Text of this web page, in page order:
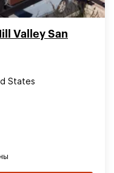
Valley San
States